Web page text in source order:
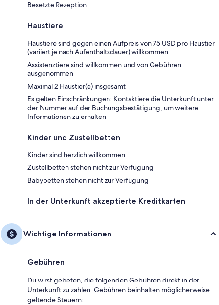
Besetzte Rezeption
Haustiere
Haustiere sind gegen einen Aufpreis von 75 USD pro Haustier
(variiert je nach Aufenthaltsdauer) willkommen.
Assistenztiere sind willkommen und von Gebühren
ausgenommen
Maximal 2 Haustier(e) insgesamt
Es gelten Einschränkungen: Kontaktiere die Unterkunft unter
der Nummer auf der Buchungsbestätigung, um weitere
Informationen zu erhalten
Kinder und Zustellbetten
Kinder sind herzlich willkommen.
Zustellbetten stehen nicht zur Verfügung
Babybetten stehen nicht zur Verfügung
In der Unterkunft akzeptierte Kreditkarten
Wichtige Informationen
Gebühren
Du wirst gebeten, die folgenden Gebühren direkt in der
Unterkunft zu zahlen. Gebühren beinhalten möglicherweise
geltende Steuern: